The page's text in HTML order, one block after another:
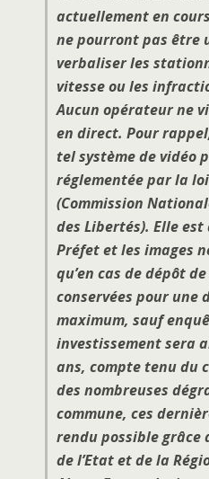
actuellement en
ne pourront pas être
verbaliser les
vitesse ou les
Aucun opérateur ne
en direct. Pour
tel système de vidéo
réglementée par la
(Commission
des Libertés). Elle
Préfet et les images
qu’en cas de dépôt
conservées pour une
maximum, sauf
investissement sera
ans, compte tenu du
des nombreuses
commune, ces
rendu possible
de l’Etat et de la